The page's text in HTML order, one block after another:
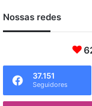
Nossas redes
37.151
Seguidores